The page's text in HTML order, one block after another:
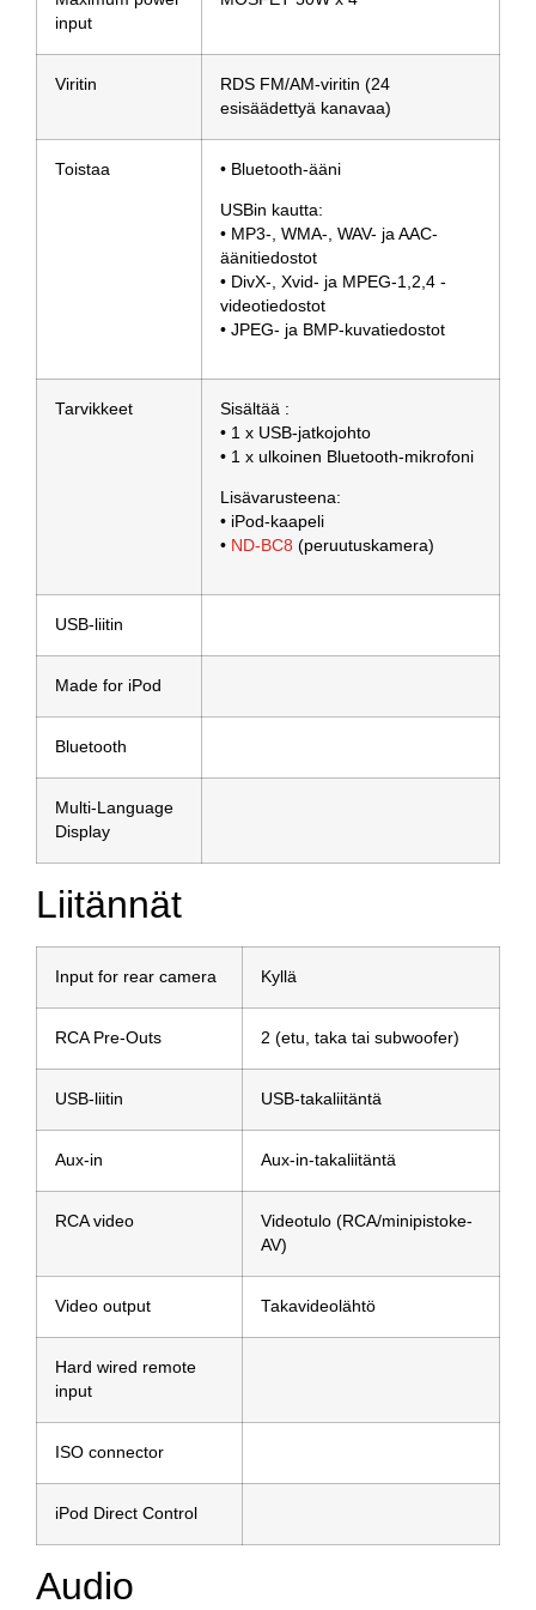
input
Viritin
RDS FM/AM-viritin (24
esisäädettyä kanavaa)
Toistaa • Bluetooth-ääni
USBin kautta:
• MP3-, WMA-, WAV- ja AAC-
äänitiedostot
• DivX-, Xvid- ja MPEG-1,2,4 -
videotiedostot
• JPEG- ja BMP-kuvatiedostot
Tarvikkeet
Sisältää :
• 1 x USB-jatkojohto
• 1 x ulkoinen Bluetooth-mikrofoni
Lisävarusteena:
• iPod-kaapeli
• ND-BC8 (peruutuskamera)
USB-liitin
Made for iPod
Bluetooth
Multi-Language
Display
Liitännät
Input for rear camera Kyllä
RCA Pre-Outs 2 (etu, taka tai subwoofer)
USB-liitin USB-takaliitäntä
Aux-in Aux-in-takaliitäntä
RCA video
Videotulo (RCA/minipistoke-
AV)
Video output Takavideolähtö
Hard wired remote
input
ISO connector
iPod Direct Control
Audio